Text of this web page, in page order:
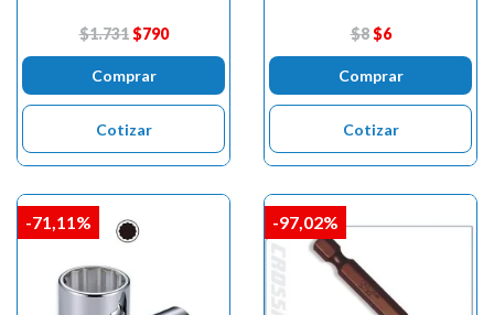
$1.731 $790
Comprar
Cotizar
$8 $6
Comprar
Cotizar
-71,11% -97,02%